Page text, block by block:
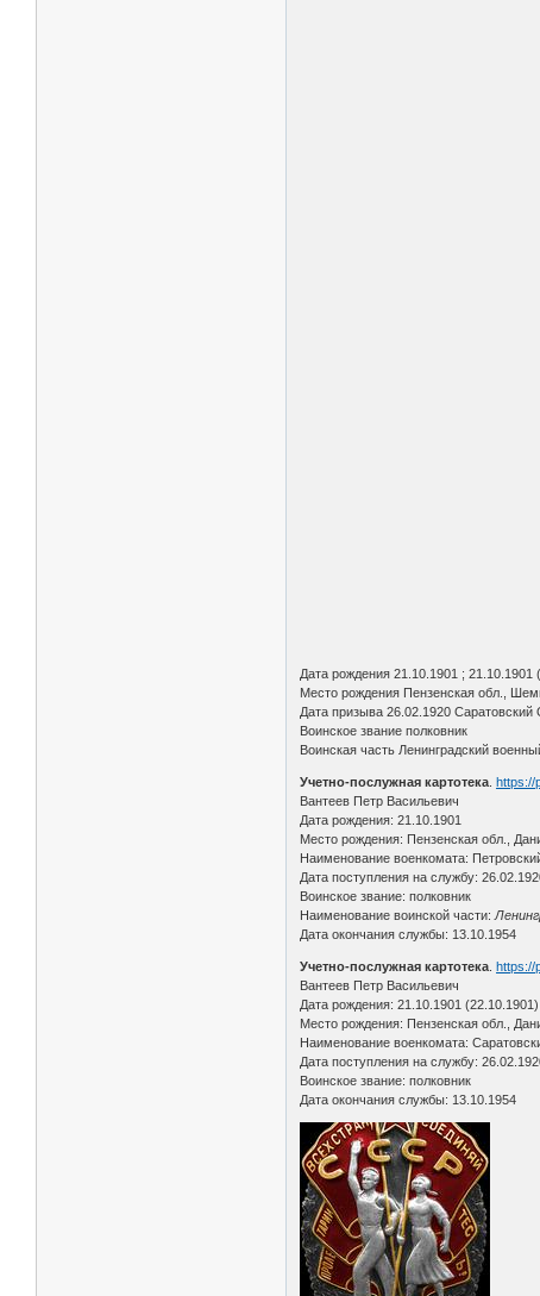
Дата рождения 21.10.1901 ; 21.10.1901
Место рождения Пензенская обл.,
Дата призыва 26.02.1920 Саратовский
Воинское звание полковник
Воинская часть Ленинградский
Учетно-послужная картотека .https://
Вантеев Петр Васильевич
Дата рождения: 21.10.1901
Место рождения: Пензенская обл.,
Наименование военкомата:
Дата поступления на службу:
Воинское звание: полковник
Наименование воинской части:
Дата окончания службы: 13.10.1954
Учетно-послужная картотека .https://
Вантеев Петр Васильевич
Дата рождения: 21.10.1901 (22.10.1901)
Место рождения: Пензенская обл.,
Наименование военкомата:
Дата поступления на службу:
Воинское звание: полковник
Дата окончания службы: 13.10.1954